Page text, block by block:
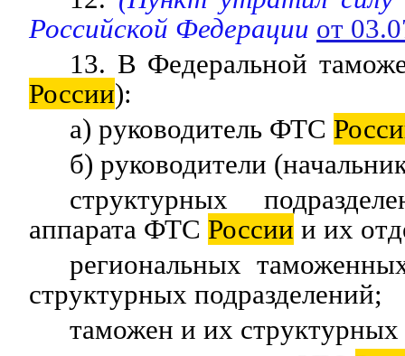
Российской Федерации от
13. В Федеральной
России):
а) руководитель ФТС
б) руководители
структурных
аппарата ФТС России и их
региональных
структурных подразделений;
таможен и их структурных